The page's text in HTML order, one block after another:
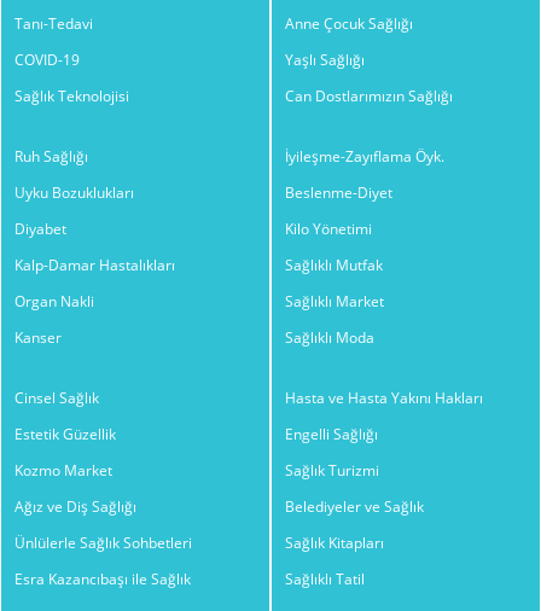
Tanı-Tedavi
COVID-19
Sağlık Teknolojisi
Anne Çocuk Sağlığı
Yaşlı Sağlığı
Can Dostlarımızın Sağlığı
Ruh Sağlığı
Uyku Bozuklukları
Diyabet
Kalp-Damar Hastalıkları
Organ Nakli
Kanser
İyileşme-Zayıflama Öyk.
Beslenme-Diyet
Kilo Yönetimi
Sağlıklı Mutfak
Sağlıklı Market
Sağlıklı Moda
Cinsel Sağlık
Estetik Güzellik
Kozmo Market
Ağız ve Diş Sağlığı
Ünlülerle Sağlık Sohbetleri
Esra Kazancıbaşı ile Sağlık
Hasta ve Hasta Yakını Hakları
Engelli Sağlığı
Sağlık Turizmi
Belediyeler ve Sağlık
Sağlık Kitapları
Sağlıklı Tatil